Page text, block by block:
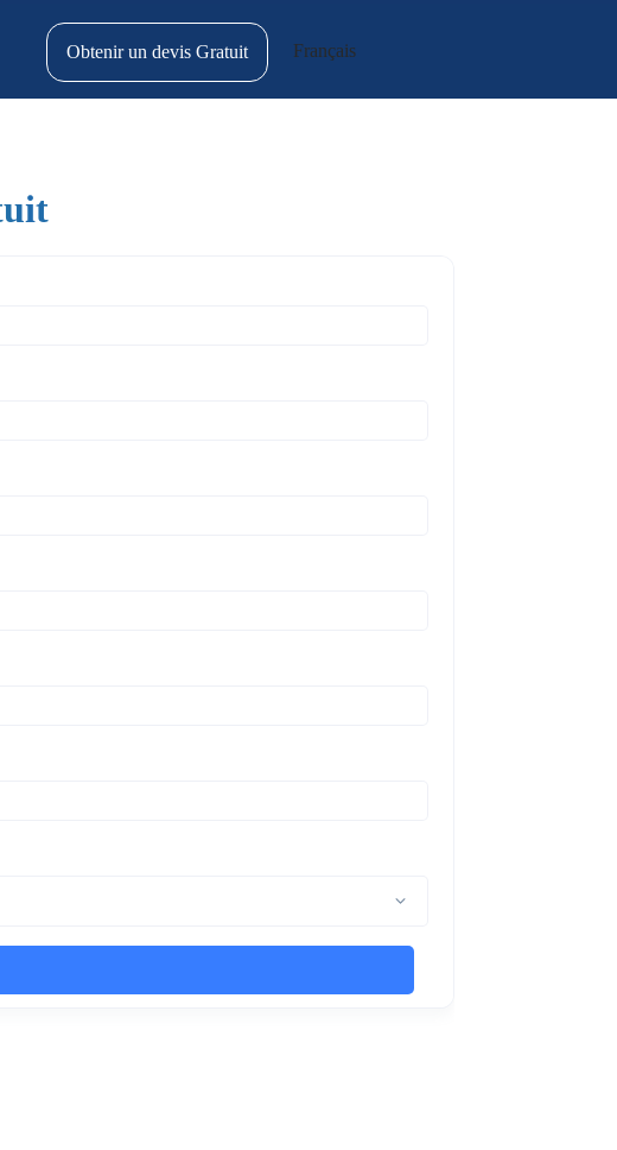
Obtenir un devis Gratuit Français